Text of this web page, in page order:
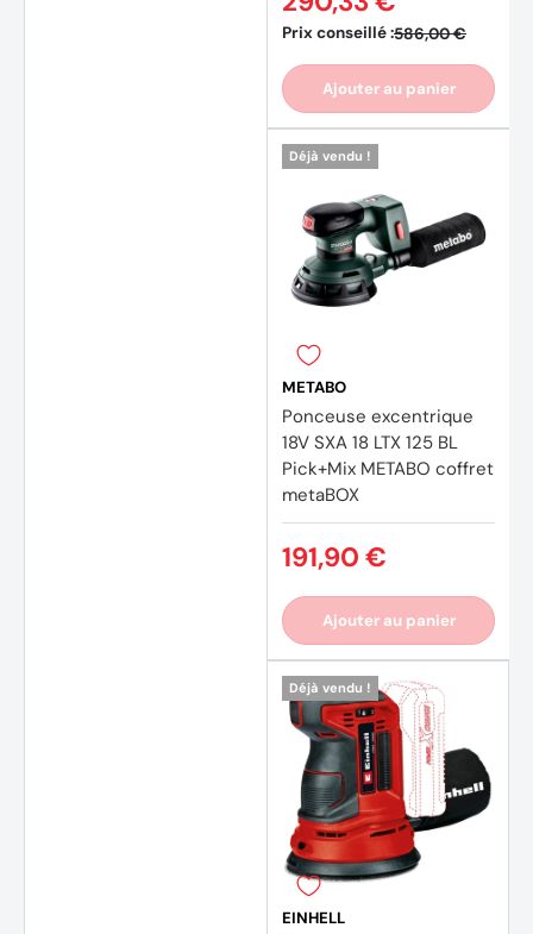
Prix conseillé :586,00 €
Ajouter au panier
Déjà vendu !
METABO
Ponceuse excentrique
18V SXA 18 LTX 125 BL
Pick+Mix METABO coffret
metaBOX
191,90 €
Ajouter au panier
Déjà vendu !
EINHELL